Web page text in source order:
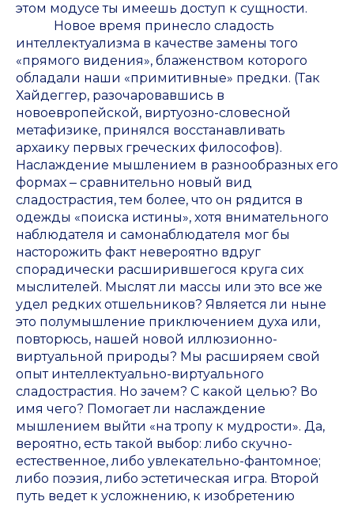
этом модусе ты имеешь доступ к сущности.
Новое время принесло сладость
интеллектуализма в качестве замены того
«прямого видения», блаженством которого
обладали наши «примитивные» предки. (Так
Хайдеггер, разочаровавшись в
новоевропейской, виртуозно-словесной
метафизике, принялся восстанавливать
архаику первых греческих философов).
Наслаждение мышлением в разнообразных его
формах ‒ сравнительно новый вид
сладострастия, тем более, что он рядится в
одежды «поиска истины», хотя внимательного
наблюдателя и самонаблюдателя мог бы
насторожить факт невероятно вдруг
спорадически расширившегося круга сих
мыслителей. Мыслят ли массы или это все же
удел редких отшельников? Является ли ныне
это полумышление приключением духа или,
повторюсь, нашей новой иллюзионно-
виртуальной природы? Мы расширяем свой
опыт интеллектуально-виртуального
сладострастия. Но зачем? С какой целью? Во
имя чего? Помогает ли наслаждение
мышлением выйти «на тропу к мудрости». Да,
вероятно, есть такой выбор: либо скучно-
естественное, либо увлекательно-фантомное;
либо поэзия, либо эстетическая игра. Второй
путь ведет к усложнению, к изобретению